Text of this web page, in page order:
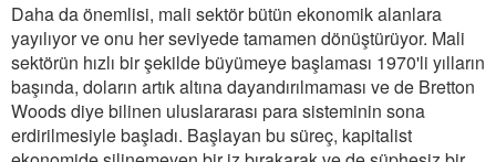
Daha da önemlisi, mali sektör bütün ekonomik alanlara
yayılıyor ve onu her seviyede tamamen dönüştürüyor. Mali
sektörün hızlı bir şekilde büyümeye başlaması 1970'li yılların
başında, doların artık altına dayandırılmaması ve de Bretton
Woods diye bilinen uluslararası para sisteminin sona
erdirilmesiyle başladı. Başlayan bu süreç, kapitalist